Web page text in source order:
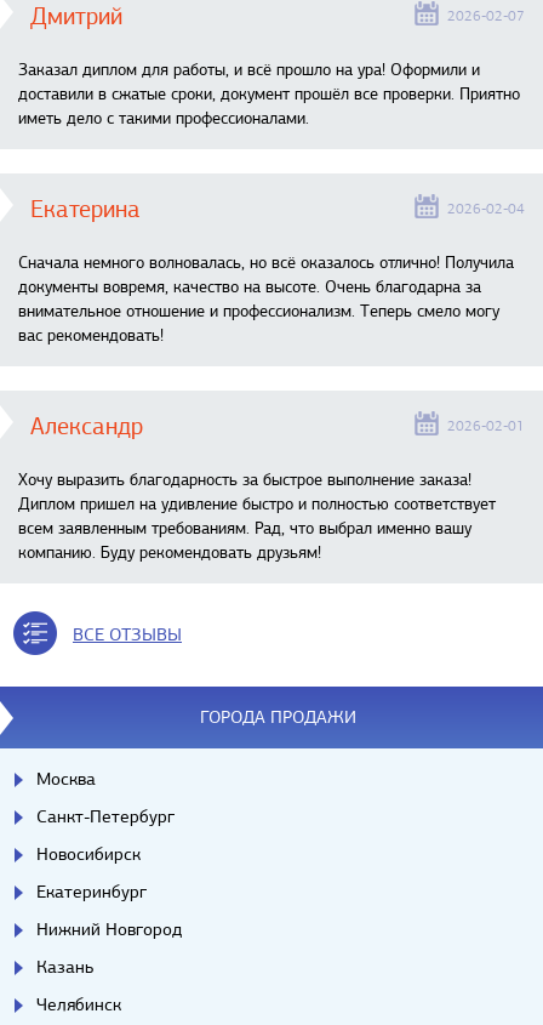
Дмитрий 2026-02-07
Заказал диплом для работы, и всё прошло на ура! Оформили и
доставили в сжатые сроки, документ прошёл все проверки. Приятно
иметь дело с такими профессионалами.
Екатерина 2026-02-04
Сначала немного волновалась, но всё оказалось отлично! Получила
документы вовремя, качество на высоте. Очень благодарна за
внимательное отношение и профессионализм. Теперь смело могу
вас рекомендовать!
Александр 2026-02-01
Хочу выразить благодарность за быстрое выполнение заказа!
Диплом пришел на удивление быстро и полностью соответствует
всем заявленным требованиям. Рад, что выбрал именно вашу
компанию. Буду рекомендовать друзьям!
ВСЕ ОТЗЫВЫ
ГОРОДА ПРОДАЖИ
Москва
Санкт-Петербург
Новосибирск
Екатеринбург
Нижний Новгород
Казань
Челябинск